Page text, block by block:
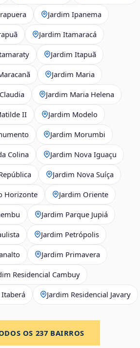
Jardim Ipanema
Jardim Itamaracá
Jardim Itapuã
Jardim Maria
Jardim Maria Helena
II Jardim Modelo
Jardim Morumbi
Colina Jardim Nova Iguaçu
Jardim Nova Suíça
Horizonte Jardim Oriente
Jardim Parque Jupiá
Jardim Petrópolis
Jardim Primavera
Residencial Cambuy
Itaberá Jardim Residencial Javary
OS 237 BAIRROS